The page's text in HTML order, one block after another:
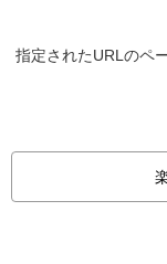
指定されたURLのペ